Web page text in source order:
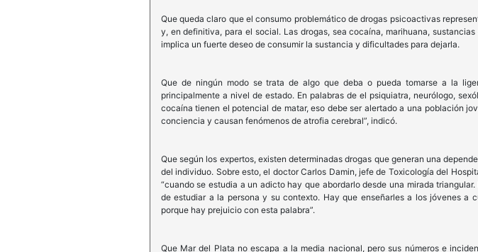
Que queda claro que el consumo problemático de drogas psicoactivas
y, en definitiva, para el social. Las drogas, sea cocaína, marihuana,
implica un fuerte deseo de consumir la sustancia y dificultades para dejarla.
Que de ningún modo se trata de algo que deba o pueda tomarse a la
principalmente a nivel de estado. En palabras de el psiquiatra, neurólogo,
cocaína tienen el potencial de matar, eso debe ser alertado a una población
conciencia y causan fenómenos de atrofia cerebral”, indicó.
Que según los expertos, existen determinadas drogas que generan una
del individuo. Sobre esto, el doctor Carlos Damin, jefe de Toxicología del
“cuando se estudia a un adicto hay que abordarlo desde una mirada
de estudiar a la persona y su contexto. Hay que enseñarles a los jóvenes a
porque hay prejuicio con esta palabra”.
Que Mar del Plata no escapa a la media nacional, pero sus números e